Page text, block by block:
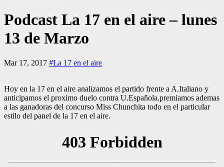
Podcast La 17 en el aire – lunes
13 de Marzo
Mar 17, 2017 #La 17 en el aire
Hoy en la 17 en el aire analizamos el partido frente a A.Italiano y
anticipamos el proximo duelo contra U.Española.premiamos ademas
a las ganadoras del concurso Miss Chunchita todo en el particular
estilo del panel de la 17 en el aire.